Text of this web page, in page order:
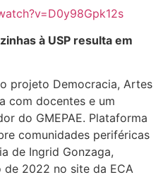
à USP resulta em
projeto Democracia, Artes
com docentes e um
do GMEPAE. Plataforma
comunidades periféricas
de Ingrid Gonzaga,
2022 no site da ECA